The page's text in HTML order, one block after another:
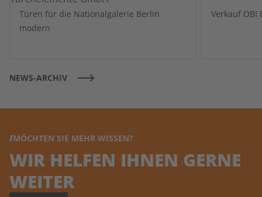
Türen für die Nationalgalerie Berlin
modern
NEWS-ARCHIV
MÖCHTEN SIE MEHR WISSEN?
WIR HELFEN IHNEN GERNE
WEITER